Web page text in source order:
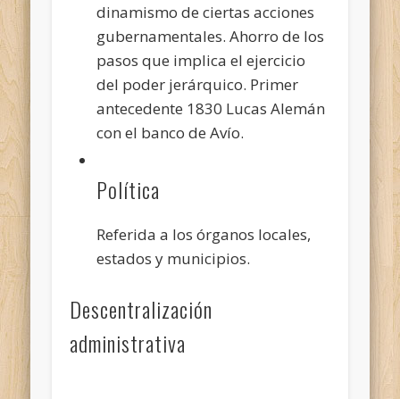
dinamismo de ciertas acciones
gubernamentales. Ahorro de los
pasos que implica el ejercicio
del poder jerárquico. Primer
antecedente 1830 Lucas Alemán
con el banco de Avío.
Política
Referida a los órganos locales,
estados y municipios.
Descentralización
administrativa